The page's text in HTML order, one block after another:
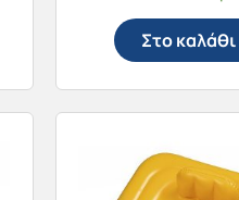
Στο καλάθι